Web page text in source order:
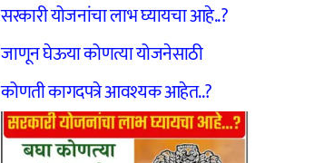
सरकारी योजनांचा लाभ घ्यायचा आहे..?
जाणून घेऊया कोणत्या योजनेसाठी
कोणती कागदपत्रे आवश्यक आहेत..?